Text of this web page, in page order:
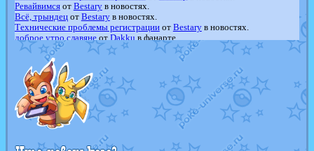
Ревайвимсяот Bestaryв новостях.
Всё, трындецот Bestaryв новостях.
Технические проблемы регистрацииот Bestaryв новостях.
доброе утро славянеот Dakku в фанарте.
Йолда и Мимикью отMavisNyanCatв фанарте.
Недовольный котомангуст
в фанарте.
The Dark Wishmaker
отRandomon
шадоу спиритомботilovearceus
в фанарте.
траббишотilovearceusв фанарте.
Raging BoltотGraceDaFox
в фанарте.
Shadow mismagiusотJOK_julia
в фанарте.
художникотvicavicaв фанарте.